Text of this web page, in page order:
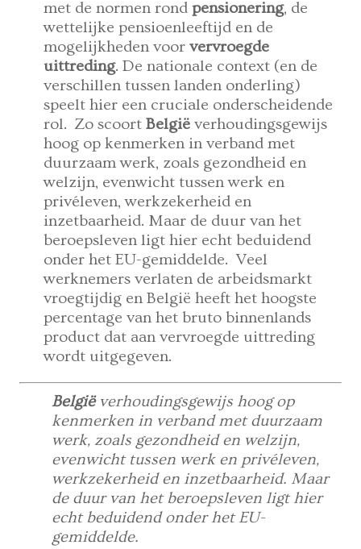
met de normen rondpensionering, de
wettelijke pensioenleeftijd en de
mogelijkheden voorvervroegde
uittreding. De nationale context (en de
verschillen tussen landen onderling)
speelt hier een cruciale onderscheidende
rol. Zo scoortBelgiëverhoudingsgewijs
hoog op kenmerken in verband met
duurzaam werk, zoals gezondheid en
welzijn, evenwicht tussen werk en
privéleven, werkzekerheid en
inzetbaarheid. Maar de duur van het
beroepsleven ligt hier echt beduidend
onder het EU-gemiddelde. Veel
werknemers verlaten de arbeidsmarkt
vroegtijdig en België heeft het hoogste
percentage van het bruto binnenlands
product dat aan vervroegde uittreding
wordt uitgegeven.
België verhoudingsgewijs hoog op
kenmerken in verband met duurzaam
werk, zoals gezondheid en welzijn,
evenwicht tussen werk en privéleven,
werkzekerheid en inzetbaarheid. Maar
de duur van het beroepsleven ligt hier
echt beduidend onder het EU-
gemiddelde.